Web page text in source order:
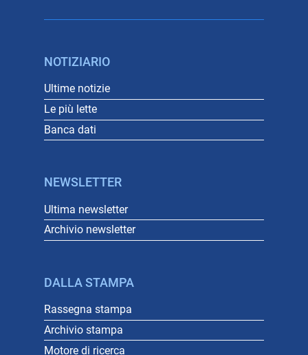
NOTIZIARIO
Ultime notizie
Le più lette
Banca dati
NEWSLETTER
Ultima newsletter
Archivio newsletter
DALLA STAMPA
Rassegna stampa
Archivio stampa
Motore di ricerca